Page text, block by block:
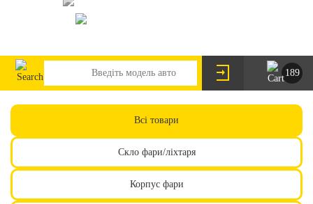
189
Всі товари
Скло фари/ліхтаря
Корпус фари